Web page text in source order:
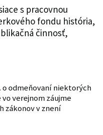
s pracovnou
fondu história,
činnosť,
o odmeňovaní niektorých
verejnom záujme
zákonov v znení